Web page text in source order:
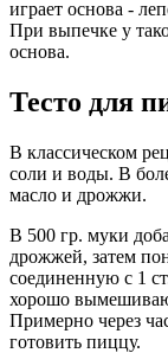
играет основа -
При выпечке у
основа.
Тесто для
В классическом
соли и воды. В
масло и дрожжи.
В 500 гр. муки
дрожжей, затем
соединенную с 1
хорошо
Примерно через
готовить пиццу.